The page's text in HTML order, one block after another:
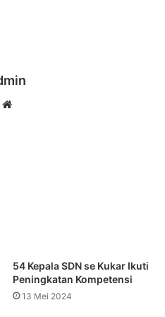
54 Kepala SDN se Kukar Ikuti
Peningkatan Kompetensi
13 Mei 2024